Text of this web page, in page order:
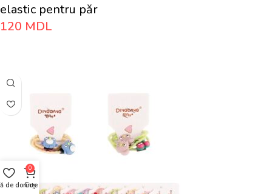
elastic pentru păr
120 MDL
de dorințe
0
Coș